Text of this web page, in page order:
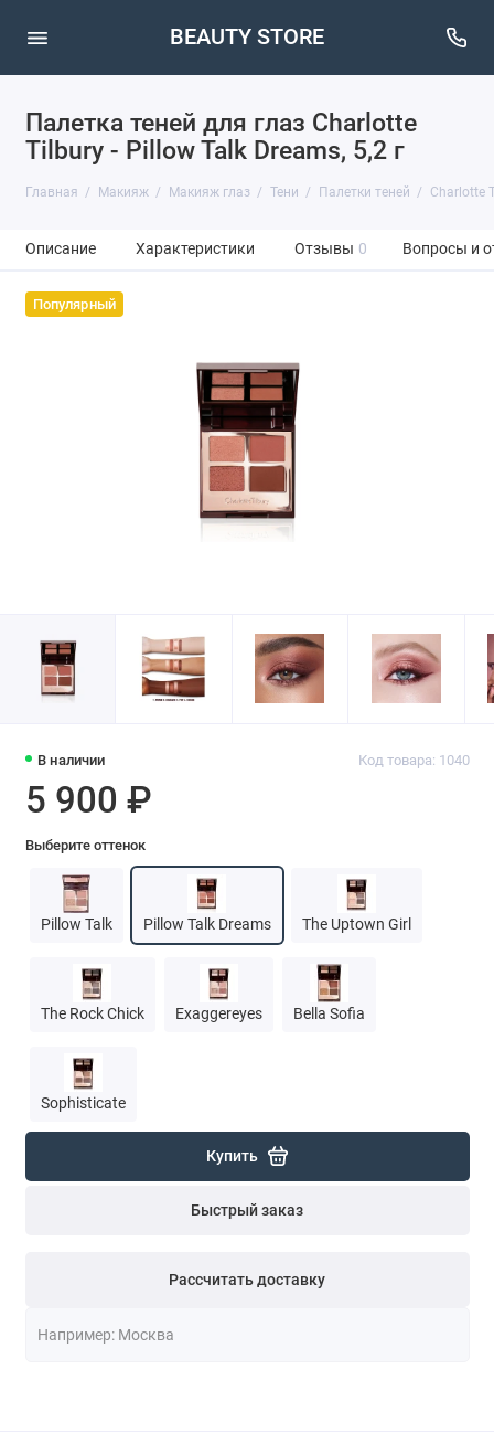
BEAUTY STORE
Палетка теней для глаз Charlotte
Tilbury - Pillow Talk Dreams, 5,2 г
Главная Макияж Макияж глаз Тени Палетки теней Charlotte
Описание Характеристики Отзывы 0 Вопросы и
Популярный
В наличии Код товара: 1040
5 900 ₽
Выберите оттенок
Pillow Talk Pillow Talk Dreams The Uptown Girl
The Rock Chick Exaggereyes Bella Sofia
Sophisticate
Купить
Быстрый заказ
Рассчитать доставку